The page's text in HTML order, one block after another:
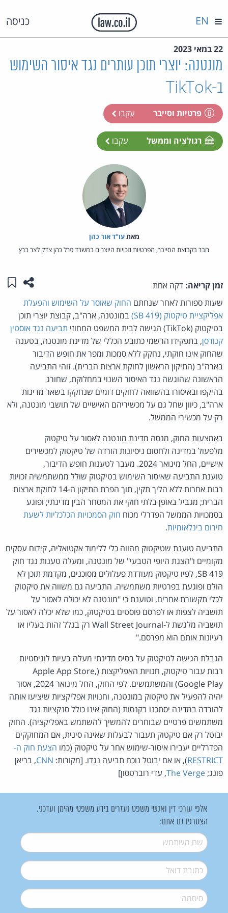
כניסה EN
22 במאי 2023
מונטנה: יוצרי תוכן עותרים נגד איסור השימוש
ב-TikTok
פרטיות וסייבר עקבו
רגולציה וממשל עקבו
מאת‏עו"ד אור כהן
חבר בקבוצת הסייבר, הפרטיות וזכויות היוצרים במשרד פרל כהן צדק לצר ברץ
זמן קריאה: דקה אחת שתפו
שעות ספורות לאחר שנחתם החוק שאוסר על השימוש והפעלת
אפליקציית טיקטוק (SB 419)
במונטנה, ארה"ב, קבוצת יוצרי תוכן
בטיקטוק (TikTok) הגישה לבית המשפט המחוזי
תביעה נגד אוסטין
קנודסן, בתפקידו הרשמי כתובע הכללי של מדינת מונטנה, בטענה
שהחוק אינו חוקתי, נחקק ללא סמכות ומפר את חופש הדיבור
בארה"ב (התיקון הראשון לחוקת ארצות הברית). זוהי התביעה
הראשונה שהוגשה נגד האיסור השנוי במחלוקת, שחורג
בהיקפו ובאיסורו בהשוואה לחוקים דומים שנחקקו בשאר מדינות
ארה"ב, כיוון שחל גם על מכשיריהם האישיים של תושבי מונטנה, ולא
רק על מכשירי הממשל.
באמצעות החוק, מנסה מדינת מונטנה לאסור על טיקטוק
מלפעול במדינה ולחסום ניסיונות הורדה של טיקטוק למכשירים
אישיים, החל מינואר 2024. מעבר לטענות חופש הדיבור,
טוענת התביעה שאיסור השימוש בטיקטוק שולל ממשתמשיה זכויות
רבות אחרות ללא הליך תקין, תוך הפרת התיקון ה-14 לחוקת ארצות
הברית; מגביל באופן בלתי חוקי את המסחר הבין מדינתי; ופוגע
בסמכויות הממשל הפדרלי מכוח חוק הסמכויות הכלכליות לשעת
חירום בינלאומיות.
התביעה טוענת שטיקטוק מהווה כלי ללימוד אקטואליה, קידום עסקים
מקומיים ו"הצגת היופי הטבעי" של מונטנה, ומעלה טענות נגד חוק
SB 419, לפיו טיקטוק מעודדת פעלולים מסוכנים, מקדמת תוכן לא
הולם ופוגעת בפרטיות משתמשיה. התביעה גם משווה את טיקטוק
לכלי תקשורת אחרים, וטוענת כי "מונטנה לא יכולה לאסור על
תושביה לצפות או לפרסם פוסטים בטיקטוק, כמו שלא יכלה לאסור על
תושביה מלגשת ל-Wall Street Journal רק בגלל זהות בעליו או
רעיונות אותם הוא מפרסם."
הגבלת הגישה לטיקטוק על בסיס מדינתי מעלה בעיות לוגיסטיות
רבות עבור טיקטוק, חנויות האפליקצות (Apple App Store,
Google Play) והמשתמשים. לפי החוק, החל מינואר 2024, אסור
יהיה להפעיל את טיקטוק במונטנה, וחנויות אפליקציות שיציעו אותה
להורדה במדינה יסתכנו בקנסות (החוק אינו כולל סנקציות נגד
משתמשים פרטיים שבוחרים להמשיך להשתמש באפליקציה). החוק
יבוטל רק אם טיקטוק תעבור לבעלות שאינה סינית, אם המחוקקים
הפדרליים יעבירו איסור-שימוש אחר על טיקטוק (כמו הצעת חוק ה-
RESTRICT), או אם יבוטל נוכח תביעה נגדו. [מקורות: CNN, בריאן
פונג; The Verge, עדי רוברטסון]
אלפי עורכי דין ואנשי משפט נעזרים בידע משפטי מהימן ועדכני.
הצטרפו גם אתם:
שם משתמש*
דואל*
סיסמה*